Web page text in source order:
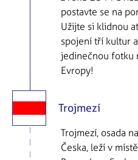
postavte se na
Užijte si klidnou
spojení tří kultur
jedinečnou fotku
Evropy!
Trojmezí
Trojmezí, osada
Česka, leží v